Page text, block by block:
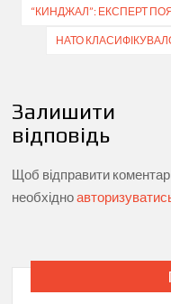
“КИНДЖАЛ”: ЕКСПЕРТ
НАТО
Залишити
відповідь
Щоб відправити
необхідно